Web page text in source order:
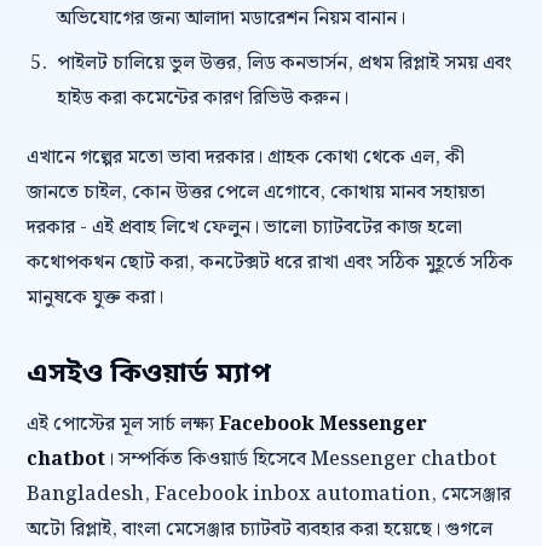
অভিযোগের জন্য আলাদা মডারেশন নিয়ম বানান।
পাইলট চালিয়ে ভুল উত্তর, লিড কনভার্সন, প্রথম রিপ্লাই সময় এবং
হাইড করা কমেন্টের কারণ রিভিউ করুন।
এখানে গল্পের মতো ভাবা দরকার। গ্রাহক কোথা থেকে এল, কী
জানতে চাইল, কোন উত্তর পেলে এগোবে, কোথায় মানব সহায়তা
দরকার - এই প্রবাহ লিখে ফেলুন। ভালো চ্যাটবটের কাজ হলো
কথোপকথন ছোট করা, কনটেক্সট ধরে রাখা এবং সঠিক মুহূর্তে সঠিক
মানুষকে যুক্ত করা।
এসইও কিওয়ার্ড ম্যাপ
এই পোস্টের মূল সার্চ লক্ষ্যFacebook Messenger
chatbot । সম্পর্কিত কিওয়ার্ড হিসেবে Messenger chatbot
Bangladesh, Facebook inbox automation, মেসেঞ্জার
অটো রিপ্লাই, বাংলা মেসেঞ্জার চ্যাটবট ব্যবহার করা হয়েছে। গুগলে